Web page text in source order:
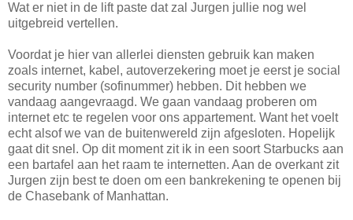
Wat er niet in de lift paste dat zal Jurgen jullie nog wel
uitgebreid vertellen.
Voordat je hier van allerlei diensten gebruik kan maken
zoals internet, kabel, autoverzekering moet je eerst je social
security number (sofinummer) hebben. Dit hebben we
vandaag aangevraagd. We gaan vandaag proberen om
internet etc te regelen voor ons appartement. Want het voelt
echt alsof we van de buitenwereld zijn afgesloten. Hopelijk
gaat dit snel. Op dit moment zit ik in een soort Starbucks aan
een bartafel aan het raam te internetten. Aan de overkant zit
Jurgen zijn best te doen om een bankrekening te openen bij
de Chasebank of Manhattan.